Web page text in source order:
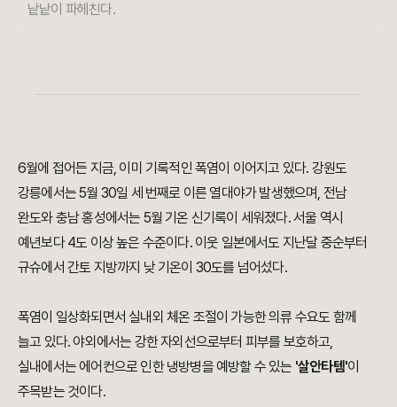
낱낱이 파헤친다.
6월에 접어든 지금, 이미 기록적인 폭염이 이어지고 있다. 강원도
강릉에서는 5월 30일 세 번째로 이른 열대야가 발생했으며, 전남
완도와 충남 홍성에서는 5월 기온 신기록이 세워졌다. 서울 역시
예년보다 4도 이상 높은 수준이다. 이웃 일본에서도 지난달 중순부터
규슈에서 간토 지방까지 낮 기온이 30도를 넘어섰다.
폭염이 일상화되면서 실내외 체온 조절이 가능한 의류 수요도 함께
늘고 있다. 야외에서는 강한 자외선으로부터 피부를 보호하고,
실내에서는 에어컨으로 인한 냉방병을 예방할 수 있는 '살안타템'이
주목받는 것이다.